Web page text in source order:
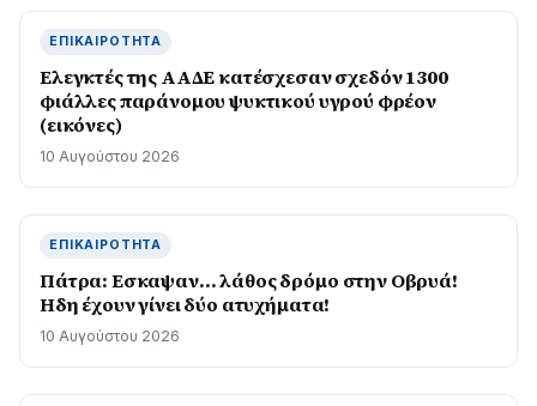
ΕΠΙΚΑΙΡΌΤΗΤΑ
Ελεγκτές της ΑΑΔΕ κατέσχεσαν σχεδόν 1300
φιάλλες παράνομου ψυκτικού υγρού φρέον
(εικόνες)
10 Αυγούστου 2026
ΕΠΙΚΑΙΡΌΤΗΤΑ
Πάτρα: Εσκαψαν… λάθος δρόμο στην Οβρυά!
Ηδη έχουν γίνει δύο ατυχήματα!
10 Αυγούστου 2026